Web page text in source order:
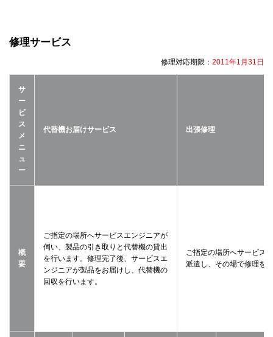
修理サービス
修理対応期限： 2011年1月31日
サ
ー
ビ
ス
メ
ニ
ュ
ー
代替機お届けサービス 出張修理
概
要
ご指定の場所へサービスエンジニアが
伺い、製品の引き取りと代替機の貸出
を行います。修理完了後、サービスエ
ンジニアが製品をお届けし、代替機の
回収を行います。
ご指定の場所へサービス
派遣し、その場で修理を